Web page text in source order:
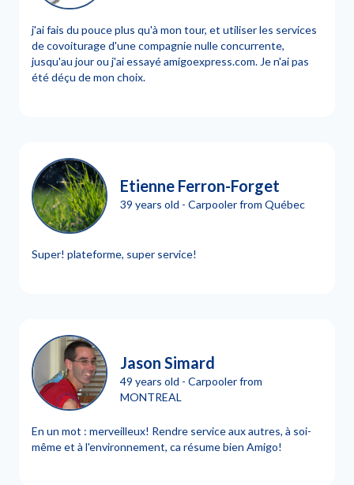
j'ai fais du pouce plus qu'à mon tour, et utiliser les services
de covoiturage d'une compagnie nulle concurrente,
jusqu'au jour ou j'ai essayé amigoexpress.com. Je n'ai pas
été déçu de mon choix.
Etienne Ferron-Forget
39 years old - Carpooler from Québec
Super! plateforme, super service!
Jason Simard
49 years old - Carpooler from
MONTREAL
En un mot : merveilleux! Rendre service aux autres, à soi-
même et à l'environnement, ca résume bien Amigo!